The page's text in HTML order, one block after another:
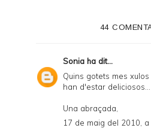
44
Sonia ha dit...
Quins gotets mes
han d'estar deliciosos...
Una abraçada,
17 de maig del 2010, a